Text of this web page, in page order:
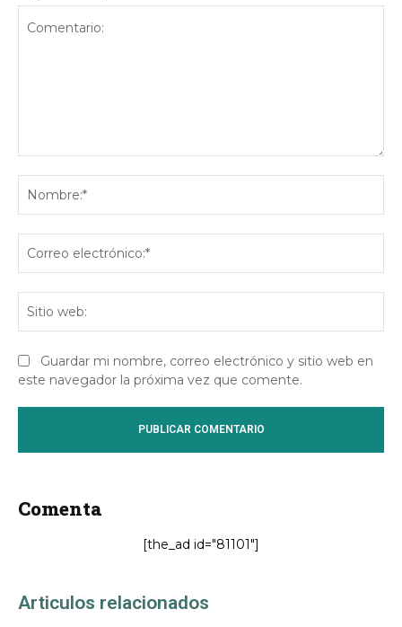
Guardar mi nombre, correo electrónico y sitio web en
este navegador la próxima vez que comente.
Comenta
[the_ad id="81101"]
Articulos relacionados